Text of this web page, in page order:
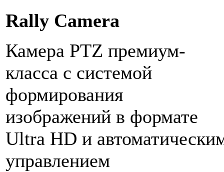
Rally Camera
Камера PTZ премиум-
класса с системой
формирования
изображений в формате
Ultra HD и
управлением